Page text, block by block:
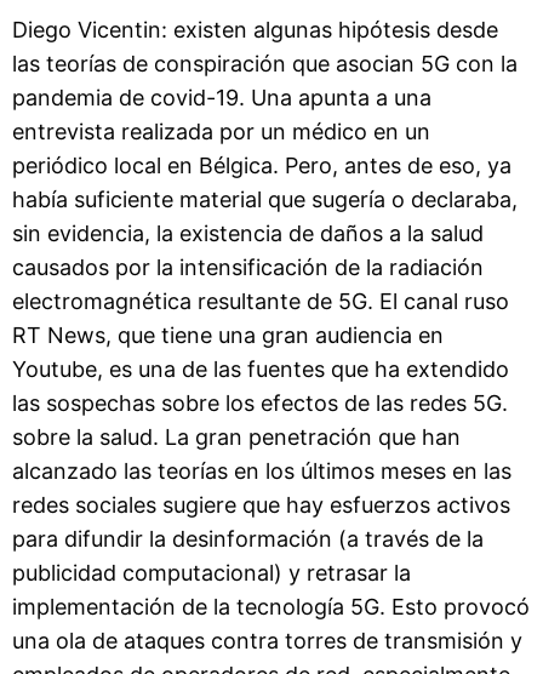
Diego Vicentin: existen algunas hipótesis desde
las teorías de conspiración que asocian 5G con la
pandemia de covid-19. Una apunta a una
entrevista realizada por un médico en un
periódico local en Bélgica. Pero, antes de eso, ya
había suficiente material que sugería o declaraba,
sin evidencia, la existencia de daños a la salud
causados ​​por la intensificación de la radiación
electromagnética resultante de 5G. El canal ruso
RT News, que tiene una gran audiencia en
Youtube, es una de las fuentes que ha extendido
las sospechas sobre los efectos de las redes 5G.
sobre la salud. La gran penetración que han
alcanzado las teorías en los últimos meses en las
redes sociales sugiere que hay esfuerzos activos
para difundir la desinformación (a través de la
publicidad computacional) y retrasar la
implementación de la tecnología 5G. Esto provocó
una ola de ataques contra torres de transmisión y